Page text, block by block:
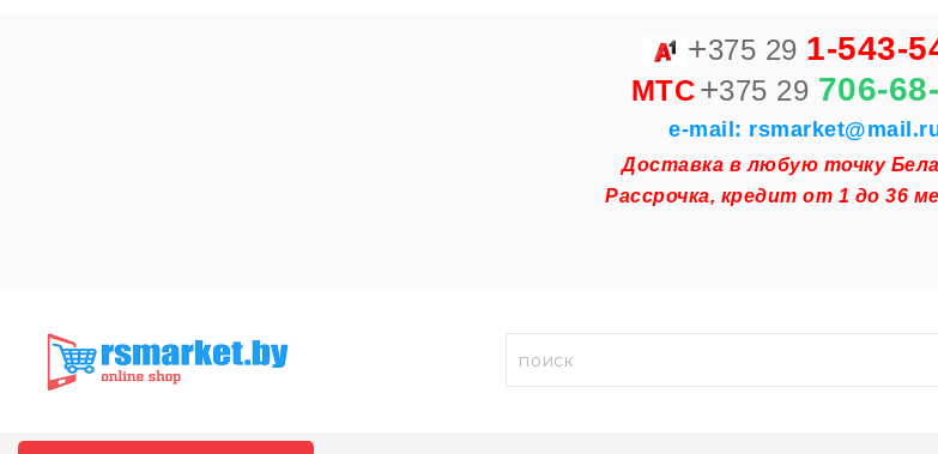
+375 29 1-543-
MTC+375 29 706-
e-mail:
Доставка в любую точку
Рассрочка, кредит от 1 до 36